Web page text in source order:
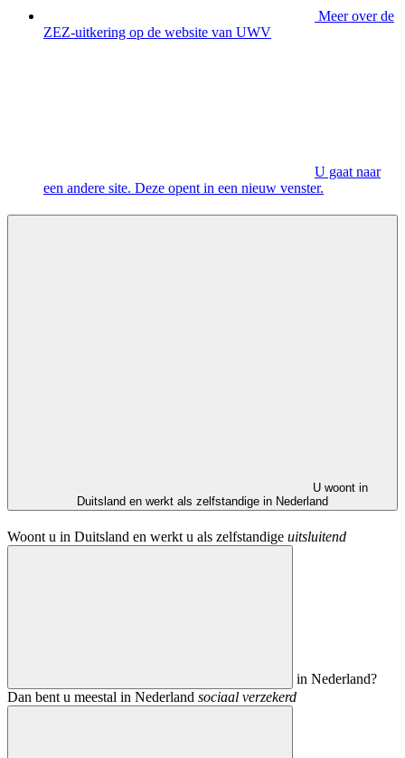
Meer over de
ZEZ-uitkering op de website van UWV
U gaat naar
een andere site. Deze opent in een nieuw venster.
U woont in
Duitsland en werkt als zelfstandige in Nederland
Woont u in Duitsland en werkt u als zelfstandige uitsluitend
in Nederland?
Dan bent u meestal in Nederland sociaal verzekerd